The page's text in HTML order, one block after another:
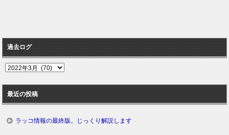
過去ログ
過
ロ
グ
最近の投稿
ラッコ情報の最終版。じっくり解説します